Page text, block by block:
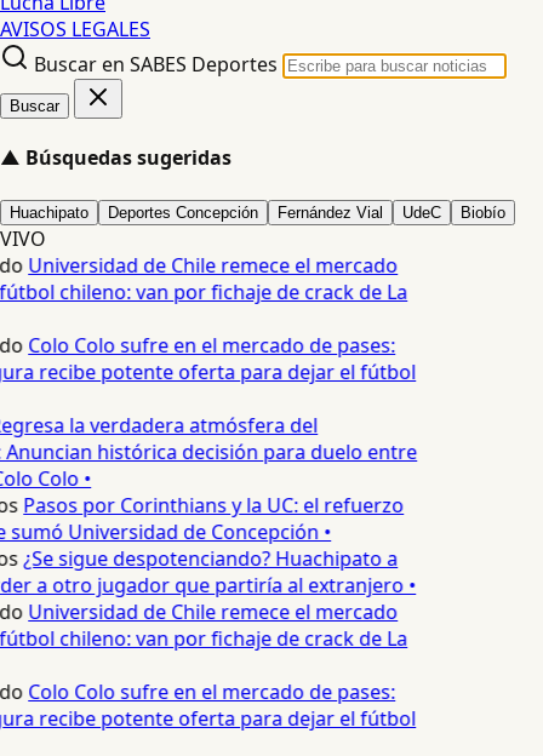
AVISOS LEGALES
Buscar en SABES Deportes
Buscar
▲ Búsquedas sugeridas
Huachipato Deportes Concepción Fernández Vial UdeC Biobío
VIVO
Universidad de Chile remece el mercado
chileno: van por fichaje de crack de La
Colo Colo sufre en el mercado de pases:
recibe potente oferta para dejar el fútbol
la verdadera atmósfera del
histórica decisión para duelo entre
Colo •
Pasos por Corinthians y la UC: el refuerzo
Universidad de Concepción •
¿Se sigue despotenciando? Huachipato a
a otro jugador que partiría al extranjero •
Universidad de Chile remece el mercado
chileno: van por fichaje de crack de La
Colo Colo sufre en el mercado de pases:
recibe potente oferta para dejar el fútbol